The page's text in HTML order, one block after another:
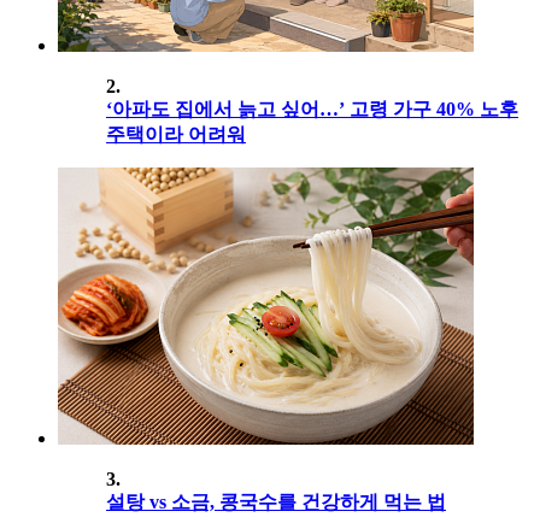
2.
‘아파도 집에서 늙고 싶어…’ 고령 가구 40% 노후
주택이라 어려워
3.
설탕 vs 소금, 콩국수를 건강하게 먹는 법